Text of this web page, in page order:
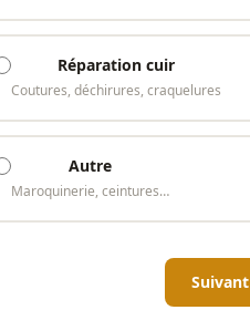
Réparation cuir
Coutures, déchirures, craquelures
Autre
Maroquinerie, ceintures…
Suivant